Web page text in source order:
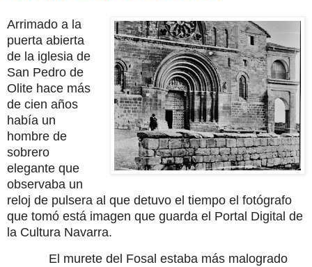
Arrimado a la
puerta abierta
de la iglesia de
San Pedro de
Olite hace más
de cien años
había un
hombre de
sobrero
elegante que
observaba un
reloj de pulsera al que detuvo el tiempo el fotógrafo
que tomó está imagen que guarda el Portal Digital de
la Cultura Navarra.
El murete del Fosal estaba más malogrado